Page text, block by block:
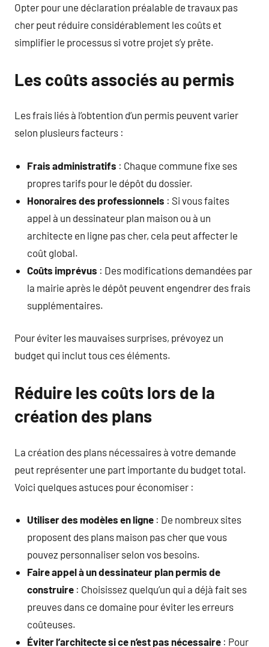
Opter pour une déclaration préalable de travaux pas
cher peut réduire considérablement les coûts et
simplifier le processus si votre projet s’y prête.
Les coûts associés au permis
Les frais liés à l’obtention d’un permis peuvent varier
selon plusieurs facteurs :
Frais administratifs : Chaque commune fixe ses
propres tarifs pour le dépôt du dossier.
Honoraires des professionnels : Si vous faites
appel à un dessinateur plan maison ou à un
architecte en ligne pas cher, cela peut affecter le
coût global.
Coûts imprévus : Des modifications demandées par
la mairie après le dépôt peuvent engendrer des frais
supplémentaires.
Pour éviter les mauvaises surprises, prévoyez un
budget qui inclut tous ces éléments.
Réduire les coûts lors de la
création des plans
La création des plans nécessaires à votre demande
peut représenter une part importante du budget total.
Voici quelques astuces pour économiser :
Utiliser des modèles en ligne : De nombreux sites
proposent des plans maison pas cher que vous
pouvez personnaliser selon vos besoins.
Faire appel à un dessinateur plan permis de
construire : Choisissez quelqu’un qui a déjà fait ses
preuves dans ce domaine pour éviter les erreurs
coûteuses.
Éviter l’architecte si ce n’est pas nécessaire : Pour